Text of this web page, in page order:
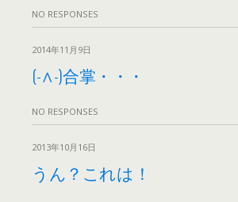
NO RESPONSES
2014年11月9日
(-∧-)合掌・・・
NO RESPONSES
2013年10月16日
うん？これは！